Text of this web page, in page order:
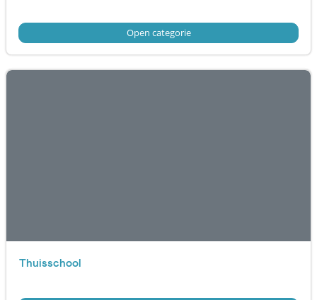
Open categorie
Thuisschool